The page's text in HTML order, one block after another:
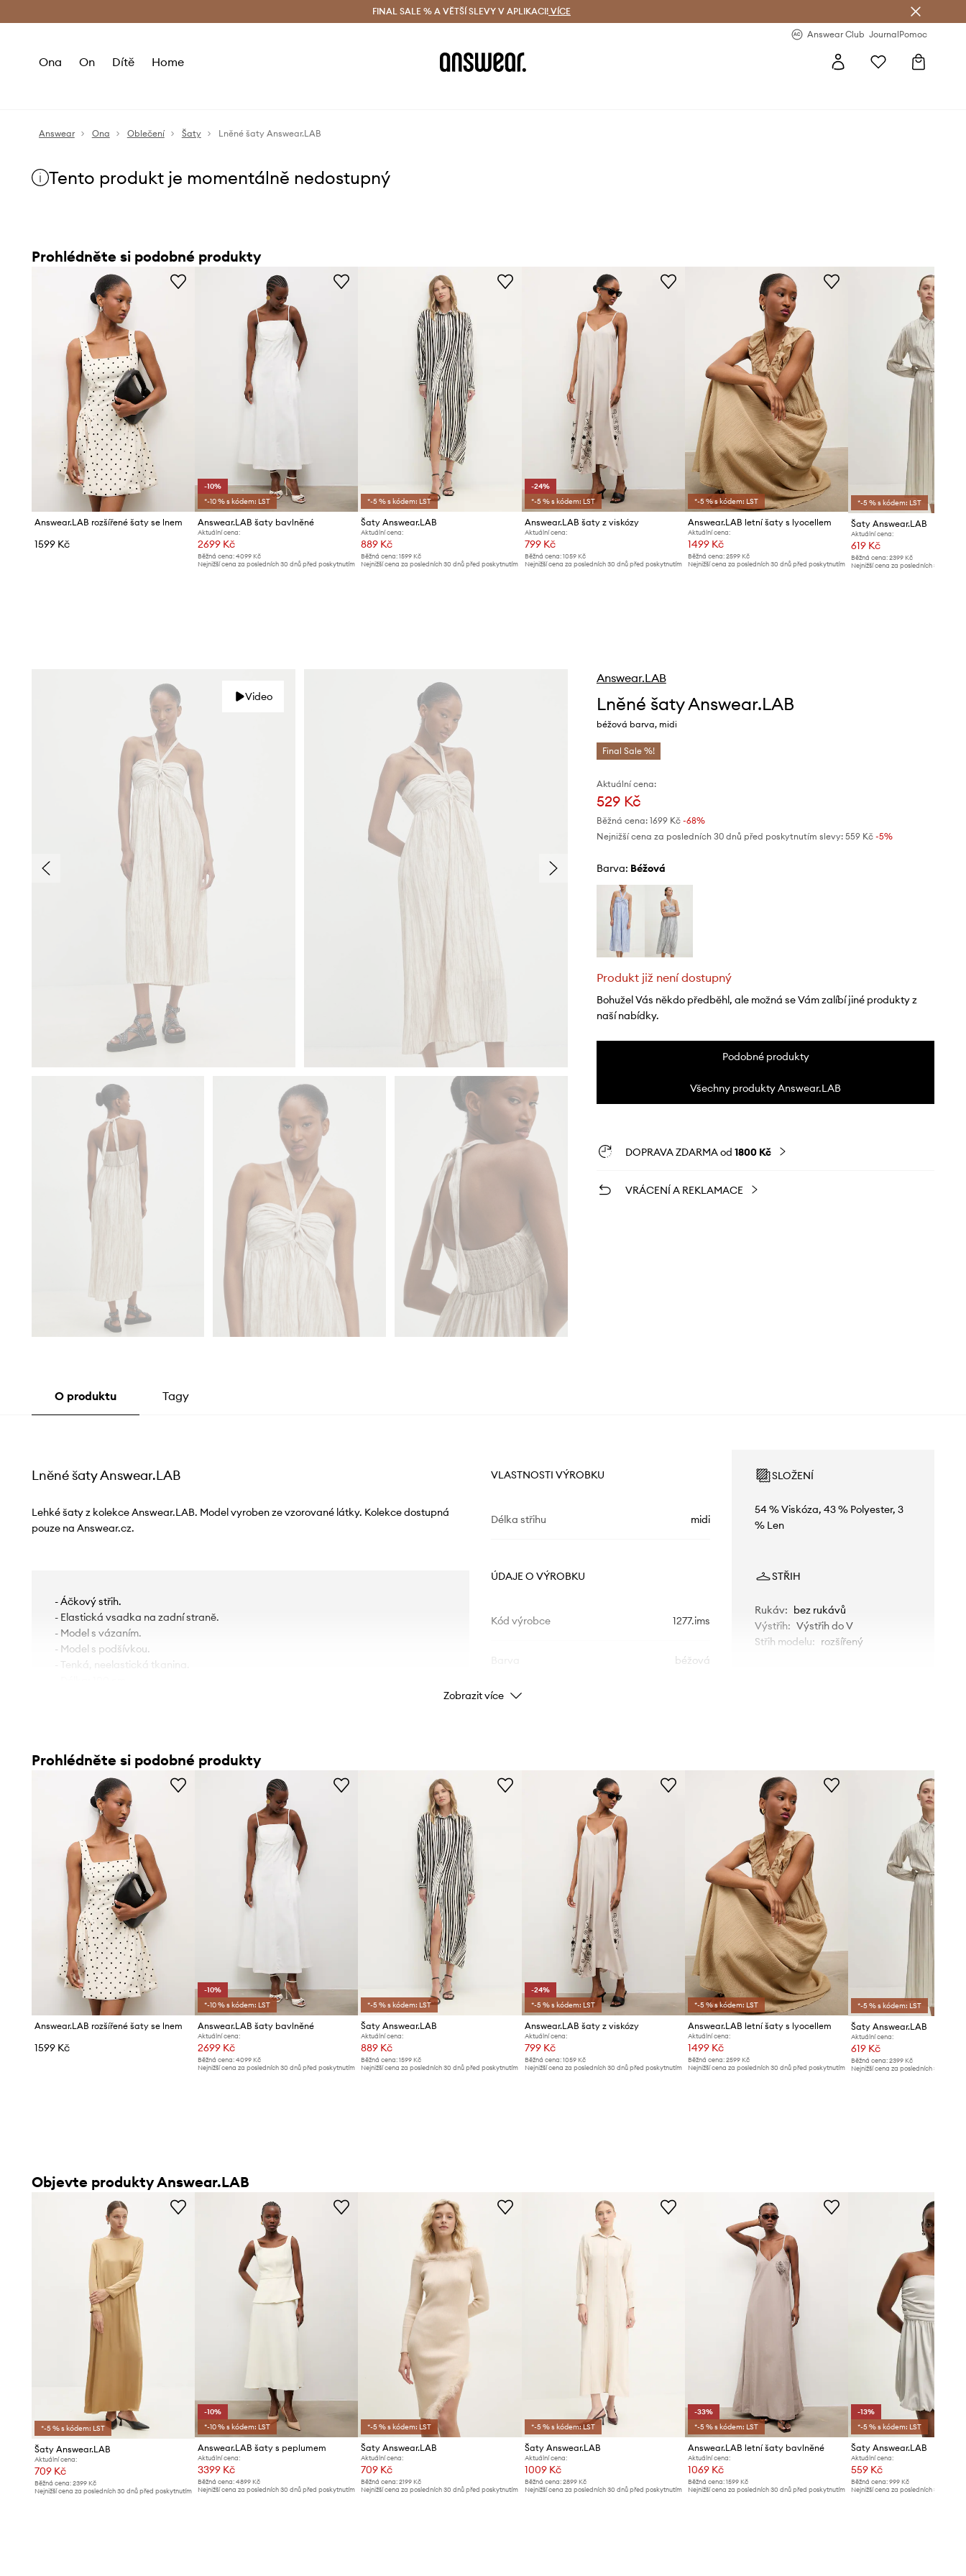
Doručení a vrácení zdarma (od 1800 Kč) Doručení i do 24 h
FINAL SALE % A VĚTŠÍ SLEVY V APLIKACI! VÍCE
Answear Club JournalPomoc
Ona On Dítě Home
Answear Ona Oblečení Šaty Lněné šaty Answear.LAB
Tento produkt je momentálně nedostupný
Prohlédněte si podobné produkty
Answear.LAB rozšířené šaty se lnem
1599 Kč
-10%
*-10 % s kódem: LST
Answear.LAB šaty bavlněné
Aktuální cena:
2699 Kč
Běžná cena:4099 Kč
Nejnižší cena za posledních 30 dnů před poskytnutím
*-5 % s kódem: LST
Šaty Answear.LAB
Aktuální cena:
889 Kč
Běžná cena: 1599 Kč
Nejnižší cena za posledních 30 dnů před poskytnutím
-24%
*-5 % s kódem: LST
Answear.LAB šaty z viskózy
Aktuální cena:
799 Kč
Běžná cena: 1059 Kč
Nejnižší cena za posledních 30 dnů před poskytnutím
*-5 % s kódem: LST
Answear.LAB letní šaty s lyocellem
Aktuální cena:
1499 Kč
Běžná cena:2599 Kč
Nejnižší cena za posledních 30 dnů před poskytnutím
*-5 % s kódem: LST
Šaty Answear.LAB
Aktuální cena:
619 Kč
Běžná cena: 2399 Kč
Nejnižší cena za posledních 30 dnů
Video
Answear.LAB
Lněné šaty Answear.LAB
béžová barva, midi
Final Sale %!
Aktuální cena:
529 Kč
Běžná cena: 1699 Kč-68%
Nejnižší cena za posledních 30 dnů před poskytnutím slevy: 559 Kč -5%
Barva: béžová
Produkt již není dostupný
Bohužel Vás někdo předběhl, ale možná se Vám zalíbí jiné produkty z
naší nabídky.
Podobné produkty
Všechny produkty Answear.LAB
DOPRAVA ZDARMA od 1800 Kč
VRÁCENÍ A REKLAMACE
O produktu Tagy
Lněné šaty Answear.LAB
Lehké šaty z kolekce Answear.LAB. Model vyroben ze vzorované látky. Kolekce dostupná
pouze na Answear.cz.
- Áčkový střih.
- Elastická vsadka na zadní straně.
- Model s vázaním.
- Model s podšívkou.
- Tenká, neelastická tkanina.
VLASTNOSTI VÝROBKU
Délka střihu midi
ÚDAJE O VÝROBKU
Kód výrobce 1277.ims
béžová
Značka
ID produktu
SLOŽENÍ
54 % Viskóza, 43 % Polyester, 3
% Len
STŘIH
Rukáv: bez rukávů
Výstřih: Výstřih do V
Střih modelu: rozšířený
Standardní velikost
Doporučujeme zvolit velikost, kterou
běžně nosíte.
Tabulka velikosti
Zobrazit více
Prohlédněte si podobné produkty
Answear.LAB rozšířené šaty se lnem
1599 Kč
-10%
*-10 % s kódem: LST
Answear.LAB šaty bavlněné
Aktuální cena:
2699 Kč
Běžná cena:4099 Kč
Nejnižší cena za posledních 30 dnů před poskytnutím
*-5 % s kódem: LST
Šaty Answear.LAB
Aktuální cena:
889 Kč
Běžná cena: 1599 Kč
Nejnižší cena za posledních 30 dnů před poskytnutím
-24%
*-5 % s kódem: LST
Answear.LAB šaty z viskózy
Aktuální cena:
799 Kč
Běžná cena: 1059 Kč
Nejnižší cena za posledních 30 dnů před poskytnutím
*-5 % s kódem: LST
Answear.LAB letní šaty s lyocellem
Aktuální cena:
1499 Kč
Běžná cena:2599 Kč
Nejnižší cena za posledních 30 dnů před poskytnutím
*-5 % s kódem: LST
Šaty Answear.LAB
Aktuální cena:
619 Kč
Běžná cena: 2399 Kč
Nejnižší cena za posledních 30 dnů
Objevte produkty Answear.LAB
*-5 % s kódem: LST
Šaty Answear.LAB
Aktuální cena:
709 Kč
Běžná cena: 2399 Kč
Nejnižší cena za posledních 30 dnů před poskytnutím
-10%
*-10 % s kódem: LST
Answear.LAB šaty s peplumem
Aktuální cena:
3399 Kč
Běžná cena:4899 Kč
Nejnižší cena za posledních 30 dnů před poskytnutím
*-5 % s kódem: LST
Šaty Answear.LAB
Aktuální cena:
709 Kč
Běžná cena: 2199 Kč
Nejnižší cena za posledních 30 dnů před poskytnutím
*-5 % s kódem: LST
Šaty Answear.LAB
Aktuální cena:
1009 Kč
Běžná cena: 2899 Kč
Nejnižší cena za posledních 30 dnů před poskytnutím
-33%
*-5 % s kódem: LST
Answear.LAB letní šaty bavlněné
Aktuální cena:
1069 Kč
Běžná cena:1599 Kč
Nejnižší cena za posledních 30 dnů před poskytnutím
-13%
*-5 % s kódem: LST
Šaty Answear.LAB
Aktuální cena:
559 Kč
Běžná cena: 999 Kč
Nejnižší cena za posledních 30 dnů